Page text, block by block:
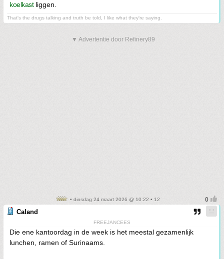
koelkastliggen.
That's the drugs talking and truth be told, I like what they're saying.
▼ Advertentie door Refinery89
• dinsdag 24 maart 2026 @ 10:22 • 12
Caland
FREEJANCEES
Die ene kantoordag in de week is het meestal gezamenlijk
lunchen, ramen of Surinaams.